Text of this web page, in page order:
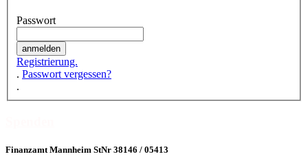
Passwort
Registrierung.
. Passwort vergessen?
.
Finanzamt Mannheim StNr 38146 / 05413